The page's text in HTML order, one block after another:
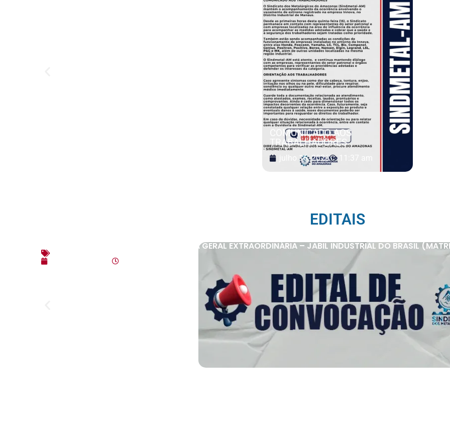
COMUNICADO AOS
TRABALHADORES
julho 16, 2026
EDITAIS
EDITAL DE CONVOCAÇÃO – ASSEMBLEIA GERAL EXTRAORDINÁRIA – JABIL INDUSTRIAL DO BRASIL